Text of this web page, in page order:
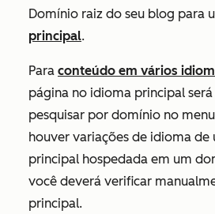
Domínio raiz do seu blog para
principal.
Para conteúdo em vários
página no idioma principal
pesquisar por domínio no menu
houver variações de idioma de
principal hospedada em um
você deverá verificar
principal.